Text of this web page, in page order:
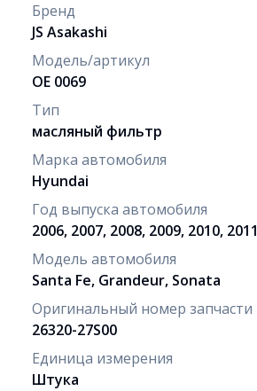
Бренд
JS Asakashi
Модель/артикул
OE 0069
Тип
масляный фильтр
Марка автомобиля
Hyundai
Год выпуска автомобиля
2006, 2007, 2008, 2009, 2010, 2011
Модель автомобиля
Santa Fe, Grandeur, Sonata
Оригинальный номер запчасти
26320-27S00
Единица измерения
Штука